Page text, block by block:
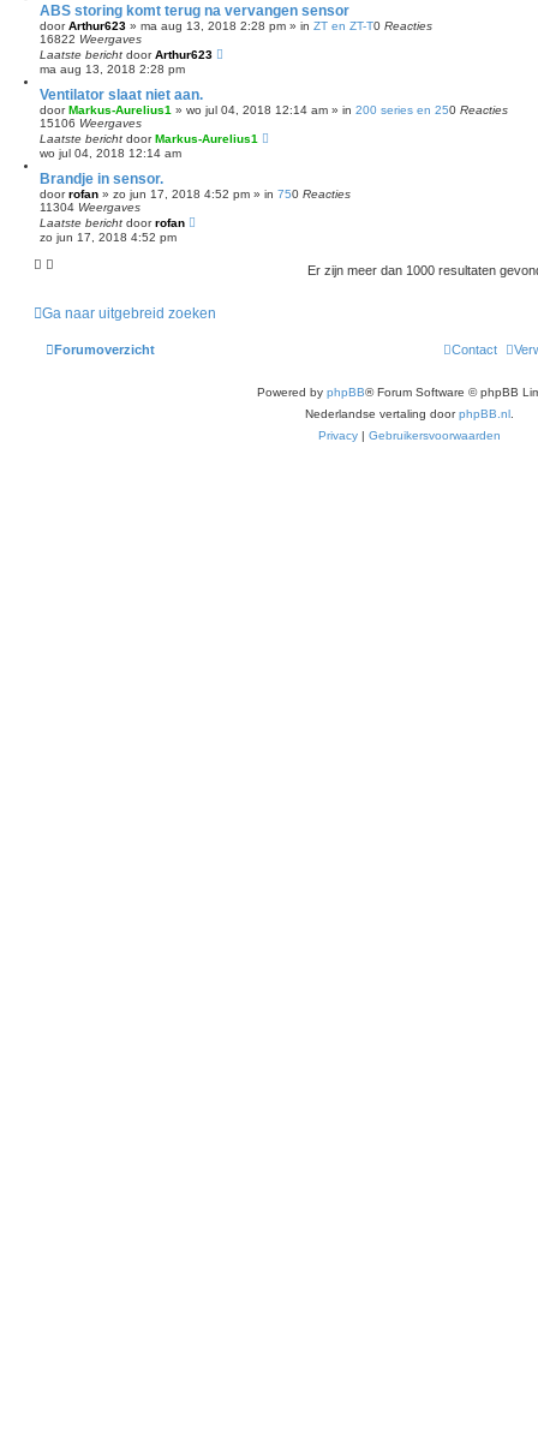
ABS storing komt terug na vervangen sensor
doorArthur623 » ma aug 13, 2018 2:28 pm » in ZT en ZT-T0 Reacties
16822 Weergaves
Laatste bericht doorArthur623
ma aug 13, 2018 2:28 pm
Ventilator slaat niet aan.
doorMarkus-Aurelius1 » wo jul 04, 2018 12:14 am » in 200 series en 250 Reacties
15106 Weergaves
Laatste bericht doorMarkus-Aurelius1
wo jul 04, 2018 12:14 am
Brandje in sensor.
doorrofan » zo jun 17, 2018 4:52 pm » in 750 Reacties
11304 Weergaves
Laatste bericht doorrofan
zo jun 17, 2018 4:52 pm
Er zijn meer dan 1000 resultaten
Ga naar uitgebreid zoeken
Forumoverzicht Contact
Powered by phpBB® Forum Software © phpBB
Nederlandse vertaling doorphpBB.nl.
Privacy| Gebruikersvoorwaarden